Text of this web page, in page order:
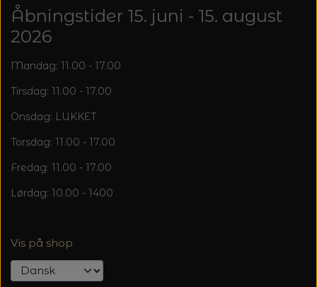
TRYKLÅSE
Åbningstider 15. juni - 15. august
2026
Mandag: 11.00 - 17.00
Tirsdag: 11.00 - 17.00
Onsdag: LUKKET
Torsdag: 11.00 - 17.00
Fredag: 11.00 - 17.00
Lørdag: 10.00 - 1400
Vis på shop